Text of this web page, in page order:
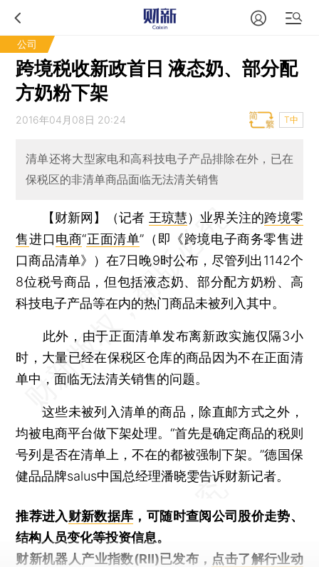
公司
跨境税收新政首日 液态奶、部分配
方奶粉下架
2016年04月08日 20:24 T中
清单还将大型家电和高科技电子产品排除在外，已在
保税区的非清单商品面临无法清关销售
【财新网】（记者 王琼慧） 业界关注的跨境零
售进口电商“正面清单”（即《跨境电子商务零售进
口商品清单》）在7日晚9时公布，尽管列出1142个
8位税号商品，但包括液态奶、部分配方奶粉、高
科技电子产品等在内的热门商品未被列入其中。
此外，由于正面清单发布离新政实施仅隔3小
时，大量已经在保税区仓库的商品因为不在正面清
单中，面临无法清关销售的问题。
这些未被列入清单的商品，除直邮方式之外，
均被电商平台做下架处理。“首先是确定商品的税则
号列是否在清单上，不在的都被强制下架。”德国保
健品品牌salus中国总经理潘晓雯告诉财新记者。
推荐进入财新数据库 ，可随时查阅公司股价走势、
结构人员变化等投资信息。
财新机器人产业指数(RII)已发布， 点击了解行业动